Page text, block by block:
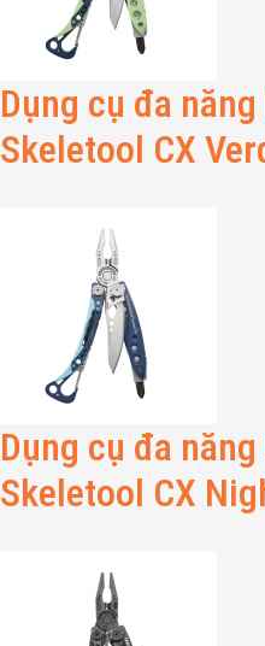
Dụng cụ đa
Skeletool CX
Dụng cụ đa
Skeletool CX